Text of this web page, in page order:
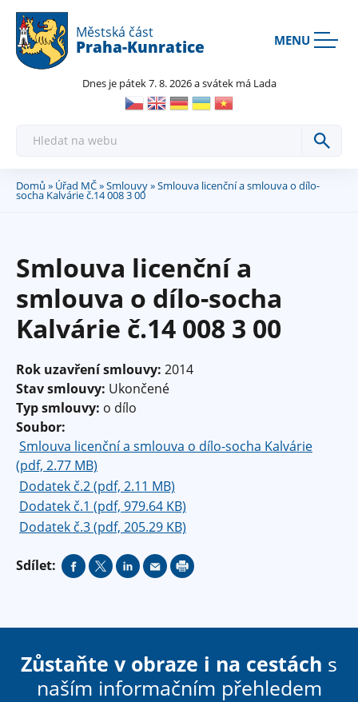
Městská část
Praha-Kunratice
Dnes je pátek 7. 8. 2026 a svátek má Lada
a
t
MENU
Jste
Domů » Úřad MČ»Smlouvy» Smlouva licenční a smlouva o dílo-
socha Kalvárie č.14 008 3 00
Smlouva licenční a
smlouva o dílo-socha
Kalvárie č.14 008 3 00
Rok uzavření smlouvy: 2014
Stav smlouvy: Ukončené
Typ smlouvy: o dílo
Soubor:
Smlouva licenční a smlouva o dílo-socha Kalvárie
(pdf, 2.77 MB)
Dodatek č.2 (pdf, 2.11 MB)
Dodatek č.1 (pdf, 979.64 KB)
Dodatek č.3 (pdf, 205.29 KB)
Sdílet:
Zůstaňte v obraze i na cestách s
naším informačním přehledem